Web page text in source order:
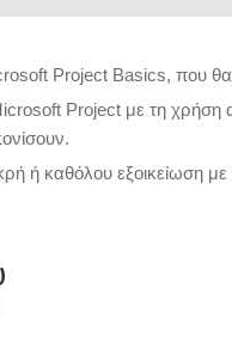
Project Basics, που
Project με τη χρήση
ή καθόλου εξοικείωση